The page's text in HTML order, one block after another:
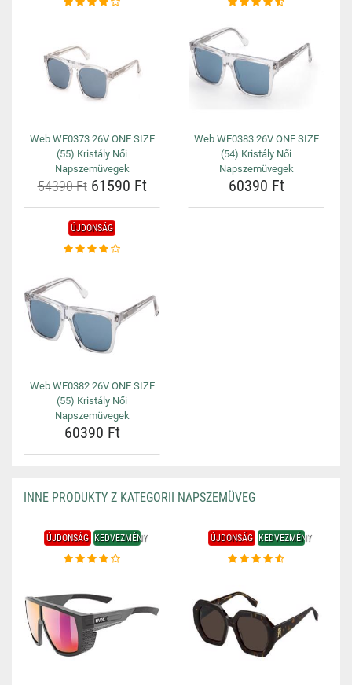
Web WE0373 26V ONE SIZE
(55) Kristály Női
Napszemüvegek
54390 Ft61590 Ft
Web WE0383 26V ONE SIZE
(54) Kristály Női
Napszemüvegek
60390 Ft
ÚJDONSÁG
Web WE0382 26V ONE SIZE
(55) Kristály Női
Napszemüvegek
60390 Ft
INNE PRODUKTY Z KATEGORII NAPSZEMÜVEG
ÚJDONSÁG KEDVEZMÉNY ÚJDONSÁG KEDVEZMÉNY